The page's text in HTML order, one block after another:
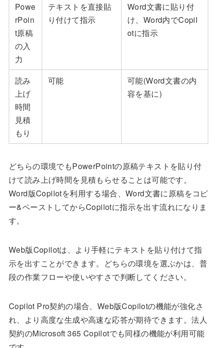
Powe
rPoin
t原稿
の入
力
テキストを直接貼
り付けて指示
Word文書に貼り付
け、Word内でCopil
otに指示
読み
上げ
時間
見積
もり
可能
可能(Word文書の内
容を基に)
どちらの環境でもPowerPointの原稿テキストを貼り付
けて読み上げ時間を見積もらせることは可能です。
Word版Copilotを利用する場合、Word文書に原稿をコピ
ー&ペーストしてからCopilotに指示を出す流れになりま
す。
Web版Copilotは、より手軽にテキストを貼り付けて指
示を出すことができます。どちらの環境を選ぶかは、普
段の作業フローや使いやすさで判断してください。
Copilot Pro契約の場合、Web版Copilotの機能が強化さ
れ、より高度な生成や高速な応答が期待できます。法人
契約のMicrosoft 365 Copilotでも同様の機能が利用可能